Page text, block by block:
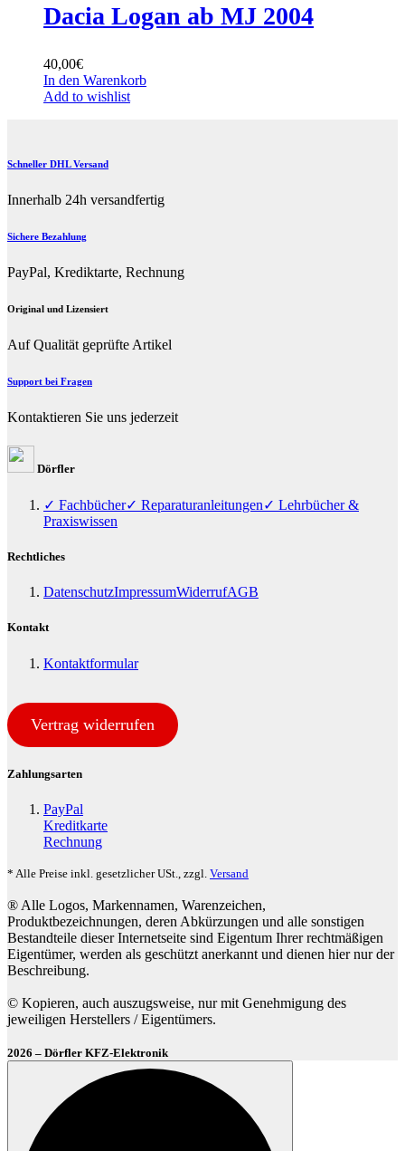
Dacia Logan ab MJ 2004
40,00€
In den Warenkorb
Add to wishlist
Schneller DHL Versand
Innerhalb 24h versandfertig
Sichere Bezahlung
PayPal, Krediktarte, Rechnung
Original und Lizensiert
Auf Qualität geprüfte Artikel
Support bei Fragen
Kontaktieren Sie uns jederzeit
Dörfler
✓ Fachbücher✓ Reparaturanleitungen✓ Lehrbücher &
Praxiswissen
Rechtliches
DatenschutzImpressumWiderrufAGB
Kontakt
Kontaktformular
Vertrag widerrufen
Zahlungsarten
PayPal
Kreditkarte
Rechnung
* Alle Preise inkl. gesetzlicher USt., zzgl. Versand
® Alle Logos, Markennamen, Warenzeichen,
Produktbezeichnungen, deren Abkürzungen und alle sonstigen
Bestandteile dieser Internetseite sind Eigentum Ihrer rechtmäßigen
Eigentümer, werden als geschützt anerkannt und dienen hier nur der
Beschreibung.
© Kopieren, auch auszugsweise, nur mit Genehmigung des
jeweiligen Herstellers / Eigentümers.
2026 – Dörfler KFZ-Elektronik